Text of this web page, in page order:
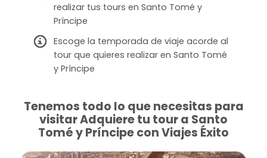
realizar tus tours en Santo Tomé y
Príncipe
Escoge la temporada de viaje acorde al
tour que quieres realizar en Santo Tomé
y Príncipe
Tenemos todo lo que necesitas para
visitar Adquiere tu tour a Santo
Tomé y Príncipe con Viajes Éxito